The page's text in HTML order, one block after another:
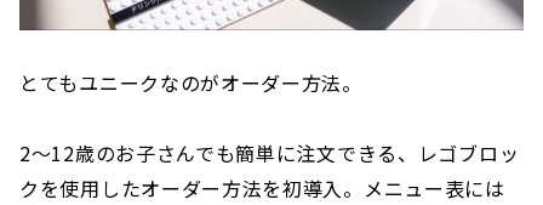
とてもユニークなのがオーダー方法。
2〜12歳のお子さんでも簡単に注文できる、レゴブロッ
クを使用したオーダー方法を初導入。メニュー表には